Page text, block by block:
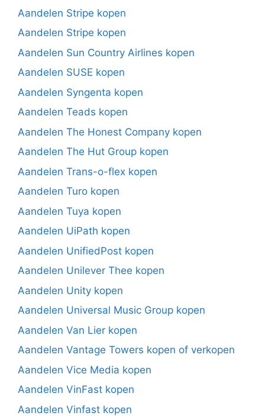
Aandelen Stripe kopen
Aandelen Stripe kopen
Aandelen Sun Country Airlines kopen
Aandelen SUSE kopen
Aandelen Syngenta kopen
Aandelen Teads kopen
Aandelen The Honest Company kopen
Aandelen The Hut Group kopen
Aandelen Trans-o-flex kopen
Aandelen Turo kopen
Aandelen Tuya kopen
Aandelen UiPath kopen
Aandelen UnifiedPost kopen
Aandelen Unilever Thee kopen
Aandelen Unity kopen
Aandelen Universal Music Group kopen
Aandelen Van Lier kopen
Aandelen Vantage Towers kopen of verkopen
Aandelen Vice Media kopen
Aandelen VinFast kopen
Aandelen Vinfast kopen